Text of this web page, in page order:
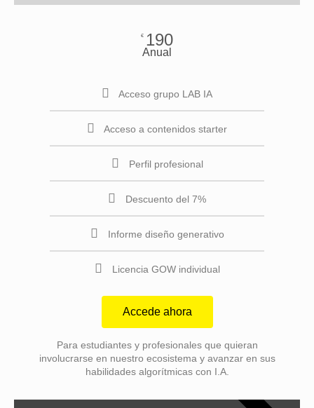
€ 190
Anual
Acceso grupo LAB IA
Acceso a contenidos starter
Perfil profesional
Descuento del 7%
Informe diseño generativo
Licencia GOW individual
Accede ahora
Para estudiantes y profesionales que quieran
involucrarse en nuestro ecosistema y avanzar en sus
habilidades algorítmicas con I.A.